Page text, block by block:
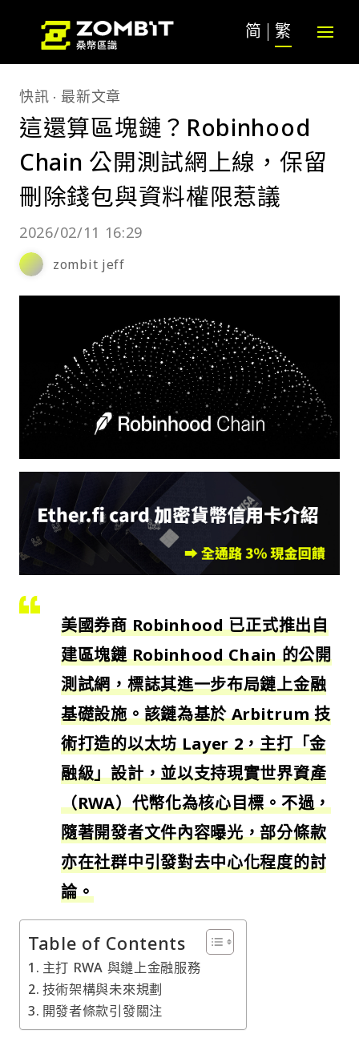
简 繁
快訊 最新文章
這還算區塊鏈？Robinhood
Chain 公開測試網上線，保留
刪除錢包與資料權限惹議
2026/02/11 16:29
zombit jeff
美國券商 Robinhood 已正式推出自
建區塊鏈 Robinhood Chain 的公開
測試網，標誌其進一步布局鏈上金融
基礎設施。該鏈為基於 Arbitrum 技
術打造的以太坊 Layer 2，主打「金
融級」設計，並以支持現實世界資產
（RWA）代幣化為核心目標。不過，
隨著開發者文件內容曝光，部分條款
亦在社群中引發對去中心化程度的討
論。
Table of Contents
主打 RWA 與鏈上金融服務
技術架構與未來規劃
開發者條款引發關注